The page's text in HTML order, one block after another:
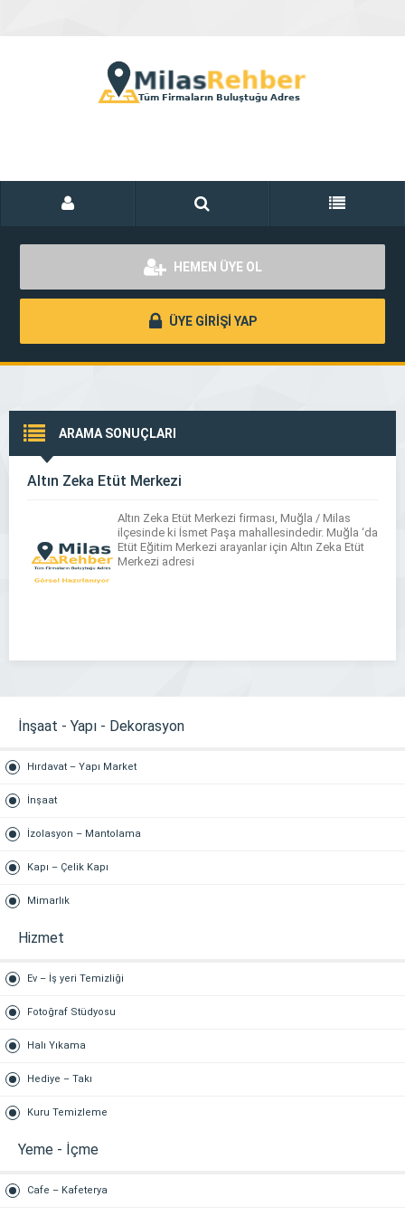
HEMEN ÜYE OL
ÜYE GİRİŞİ YAP
ARAMA SONUÇLARI
Altın Zeka Etüt Merkezi
Altın Zeka Etüt Merkezi firması, Muğla / Milas
ilçesinde ki İsmet Paşa mahallesindedir. Muğla ‘da
Etüt Eğitim Merkezi arayanlar için Altın Zeka Etüt
Merkezi adresi
İnşaat - Yapı - Dekorasyon
Hırdavat – Yapı Market
İnşaat
İzolasyon – Mantolama
Kapı – Çelik Kapı
Mimarlık
Hizmet
Ev – İş yeri Temizliği
Fotoğraf Stüdyosu
Halı Yıkama
Hediye – Takı
Kuru Temizleme
Yeme - İçme
Cafe – Kafeterya